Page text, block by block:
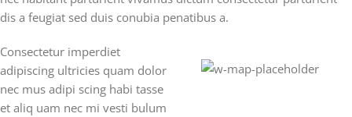
dis a feugiat sed duis conubia penatibus a.
Consectetur imperdiet
adipiscing ultricies quam dolor
nec mus adipi scing habi tasse
et aliq uam nec mi vesti bulum